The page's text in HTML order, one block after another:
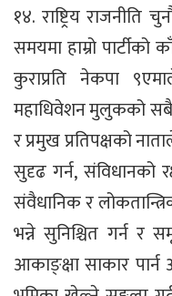
१४. राष्ट्रिय राजनीति
समयमा हाम्रो पार्टीको
कुराप्रति नेकपा
महाधिवेशन मुलुकको
र प्रमुख प्रतिपक्षको
सुदृढ गर्न, संविधानको
संवैधानिक र
भन्ने सुनिश्चित गर्न र
आकाङ्क्षा साकार पार्न